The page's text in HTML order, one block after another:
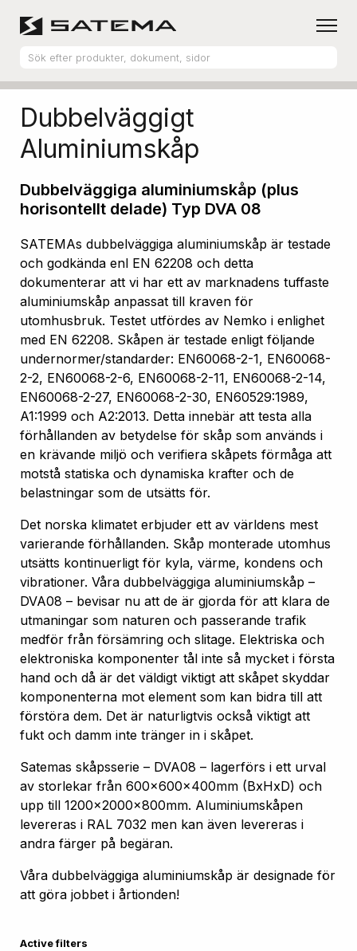
Produktsortiment Aluminiumskåp
Dubbelväggigt
Aluminiumskåp
Dubbelväggiga aluminiumskåp (plus
horisontellt delade) Typ DVA 08
SATEMAs dubbelväggiga aluminiumskåp är testade
och godkända enl EN 62208 och detta
dokumenterar att vi har ett av marknadens tuffaste
aluminiumskåp anpassat till kraven för
utomhusbruk. Testet utfördes av Nemko i enlighet
med EN 62208. Skåpen är testade enligt följande
undernormer/standarder: EN60068-2-1, EN60068-
2-2, EN60068-2-6, EN60068-2-11, EN60068-2-14,
EN60068-2-27, EN60068-2-30, EN60529:1989,
A1:1999 och A2:2013. Detta innebär att testa alla
förhållanden av betydelse för skåp som används i
en krävande miljö och verifiera skåpets förmåga att
motstå statiska och dynamiska krafter och de
belastningar som de utsätts för.
Det norska klimatet erbjuder ett av världens mest
varierande förhållanden. Skåp monterade utomhus
utsätts kontinuerligt för kyla, värme, kondens och
vibrationer. Våra dubbelväggiga aluminiumskåp –
DVA08 – bevisar nu att de är gjorda för att klara de
utmaningar som naturen och passerande trafik
medför från försämring och slitage. Elektriska och
elektroniska komponenter tål inte så mycket i första
hand och då är det väldigt viktigt att skåpet skyddar
komponenterna mot element som kan bidra till att
förstöra dem. Det är naturligtvis också viktigt att
fukt och damm inte tränger in i skåpet.
Satemas skåpsserie – DVA08 – lagerförs i ett urval
av storlekar från 600x600x400mm (BxHxD) och
upp till 1200x2000x800mm. Aluminiumskåpen
levereras i RAL 7032 men kan även levereras i
andra färger på begäran.
Våra dubbelväggiga aluminiumskåp är designade för
att göra jobbet i årtionden!
Active filters